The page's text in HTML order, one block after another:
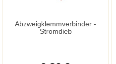
Abzweigklemmverbinder -
Stromdieb